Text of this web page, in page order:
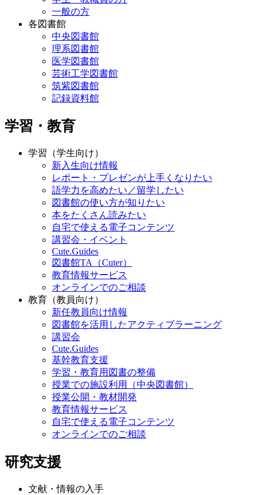
一般の方
各図書館
中央図書館
理系図書館
医学図書館
芸術工学図書館
筑紫図書館
記録資料館
学習・教育
学習（学生向け）
新入生向け情報
レポート・プレゼンが上手くなりたい
語学力を高めたい／留学したい
図書館の使い方が知りたい
本をたくさん読みたい
自宅で使える電子コンテンツ
講習会・イベント
Cute.Guides
図書館TA（Cuter）
教育情報サービス
オンラインでのご相談
教育（教員向け）
新任教員向け情報
図書館を活用したアクティブラーニング
講習会
Cute.Guides
基幹教育支援
学習・教育用図書の整備
授業での施設利用（中央図書館）
授業公開・教材開発
教育情報サービス
自宅で使える電子コンテンツ
オンラインでのご相談
研究支援
文献・情報の入手